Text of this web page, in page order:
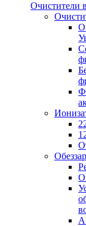
Очистители